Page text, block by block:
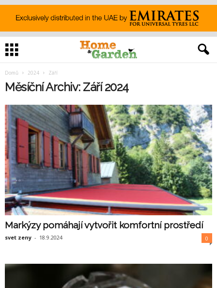
Domů 2024 Září
Měsíční Archiv: Září 2024
Markýzy pomáhají vytvořit komfortní prostředí
svet zeny - 18.9.2024 0